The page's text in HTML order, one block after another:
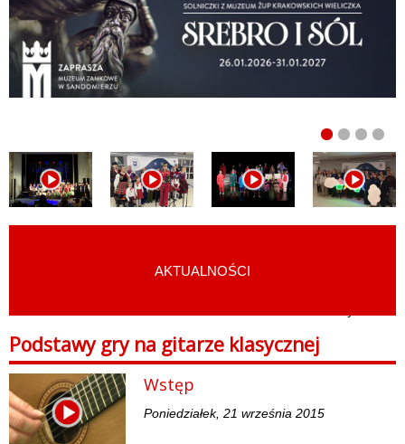
AKTUALNOŚCI
Podstawy gry na gitarze klasycznej
Wstęp
Poniedziałek, 21 września 2015